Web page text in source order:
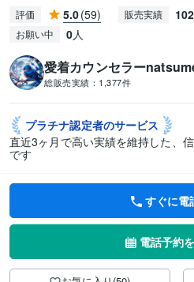
評価 5.0(59) 販売実績 102
お願い中 0人
愛着カウンセラー
総販売実績： 1,377件
プラチナ認定者のサービス
直近3ヶ月で高い実績を維持した、
です
すぐに電
電話予約